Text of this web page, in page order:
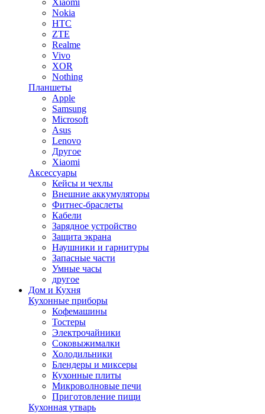
Xiaomi
Nokia
HTC
ZTE
Realme
Vivo
XOR
Nothing
Планшеты
Apple
Samsung
Microsoft
Asus
Lenovo
Другое
Xiaomi
Аксессуары
Кейсы и чехлы
Внешние аккумуляторы
Фитнес-браслеты
Кабели
Зарядное устройство
Защита экрана
Наушники и гарнитуры
Запасные части
Умные часы
другое
Дом и Кухня
Кухонные приборы
Кофемашины
Тостеры
Электрочайники
Соковыжималки
Холодильники
Блендеры и миксеры
Кухонные плиты
Микроволновые печи
Приготовление пищи
Кухонная утварь